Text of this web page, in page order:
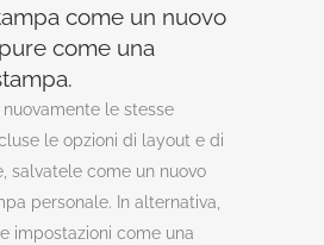
come un nuovo
come una
le stesse
le opzioni di layout e di
salvatele come un nuovo
personale. In alternativa,
impostazioni come una